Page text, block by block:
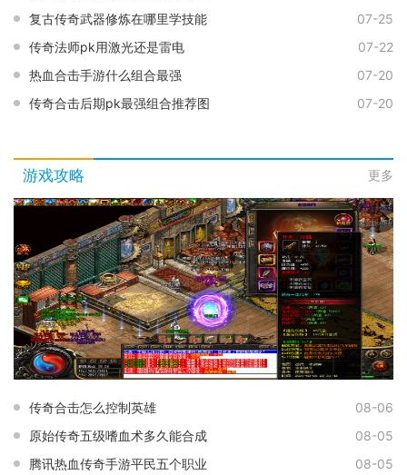
复古传奇武器修炼在哪里学技能
07-25
传奇法师pk用激光还是雷电
07-22
热血合击手游什么组合最强
07-20
传奇合击后期pk最强组合推荐图
07-20
游戏攻略 更多
传奇合击怎么控制英雄
08-06
原始传奇五级嗜血术多久能合成
08-05
腾讯热血传奇手游平民五个职业
08-05